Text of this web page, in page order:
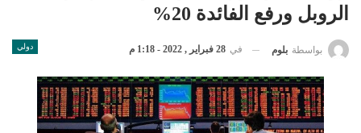
الروبل ورفع الفائدة 20%
دولي بواسطة بلوم في 28 فبراير , 2022 - 1:18 م